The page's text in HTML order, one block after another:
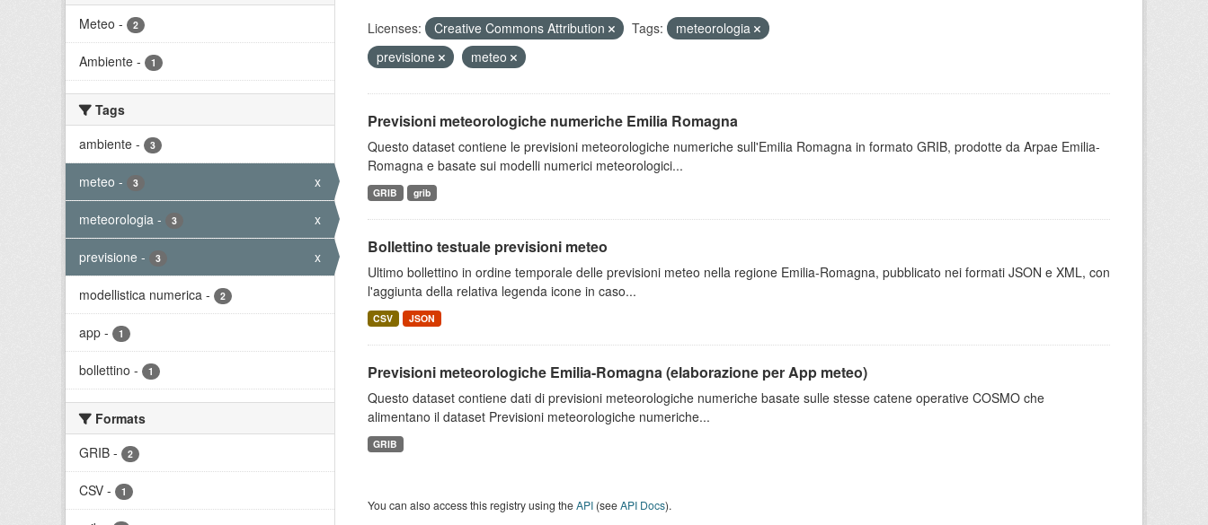
Meteo - 2
Ambiente - 1
Tags
ambiente - 3
meteo - 3 x
meteorologia - 3 x
previsione - 3 x
modellistica numerica - 2
app - 1
bollettino - 1
Formats
GRIB - 2
CSV - 1
Licenses: Creative Commons Attribution Tags:
meteorologia
previsione
meteo
Previsioni meteorologiche numeriche Emilia Romagna
Questo dataset contiene le previsioni meteorologiche numeriche sull'Emilia Romagna in formato GRIB, prodotte da Arpae Emilia-
Romagna e basate sui modelli numerici meteorologici...
GRIB grib
Bollettino testuale previsioni meteo
Ultimo bollettino in ordine temporale delle previsioni meteo nella regione Emilia-Romagna, pubblicato nei formati JSON e XML, con
l'aggiunta della relativa legenda icone in caso...
CSV JSON
Previsioni meteorologiche Emilia-Romagna (elaborazione per App meteo)
Questo dataset contiene dati di previsioni meteorologiche numeriche basate sulle stesse catene operative COSMO che
alimentano il dataset Previsioni meteorologiche numeriche...
GRIB
You can also access this registry using theAPI(seeAPI Docs).